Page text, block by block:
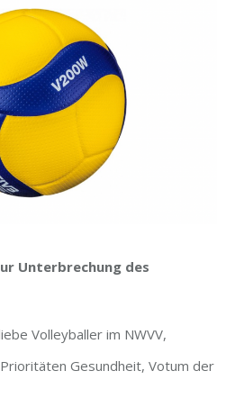
Unterbrechung des
Volleyballer im NWVV,
Gesundheit, Votum der